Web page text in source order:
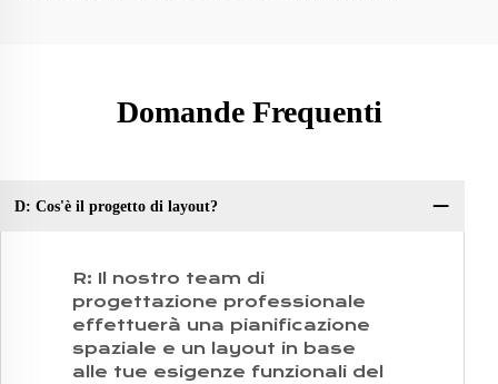
Domande Frequenti
D: Cos'è il progetto di layout?
R: Il nostro team di
progettazione professionale
effettuerà una pianificazione
spaziale e un layout in base
alle tue esigenze funzionali del